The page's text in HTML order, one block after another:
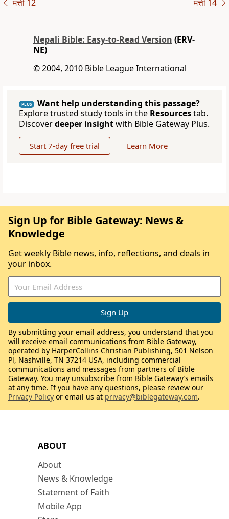
मत्ती 12 मत्ती 14
Nepali Bible: Easy-to-Read Version (ERV-
NE)
© 2004, 2010 Bible League International
PLUS
Want help understanding this passage?
Explore trusted study tools in the Resourcestab.
Discoverdeeper insightwith Bible Gateway Plus.
Start 7-day free trial Learn More
ABOUT
About
News & Knowledge
Statement of Faith
Mobile App
Sign Up for Bible Gateway: News &
Knowledge
Get weekly Bible news, info, reflections, and deals in
your inbox.
By submitting your email address, you understand that you
will receive email communications from Bible Gateway,
operated by HarperCollins Christian Publishing, 501 Nelson
Pl, Nashville, TN 37214 USA, including commercial
communications and messages from partners of Bible
Gateway. You may unsubscribe from Bible Gateway’s emails
at any time. If you have any questions, please review our
Privacy Policy or email us at privacy@biblegateway.com.